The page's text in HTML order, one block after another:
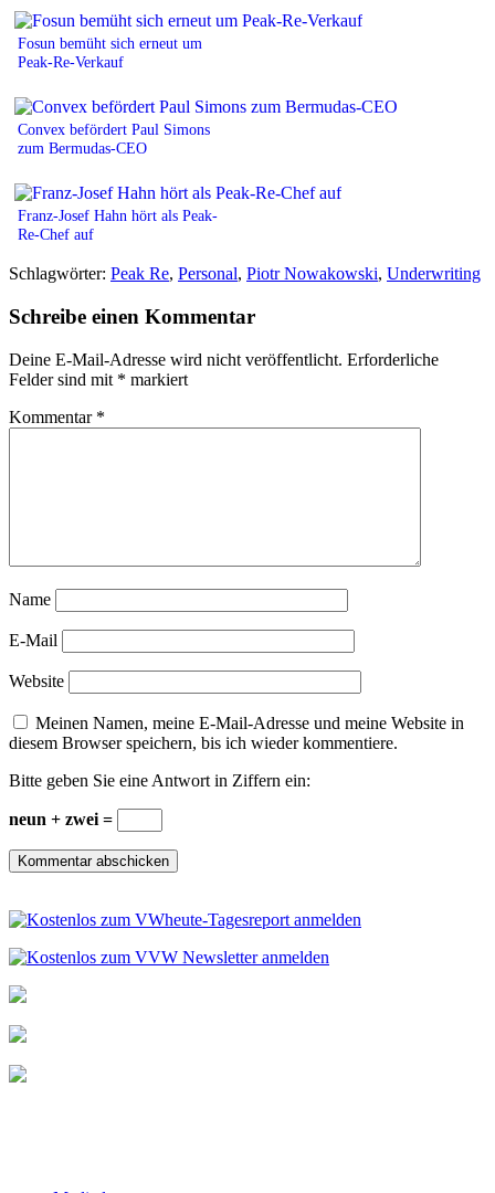
Fosun bemüht sich erneut um
Peak-Re-Verkauf
Convex befördert Paul Simons
zum Bermudas-CEO
Franz-Josef Hahn hört als Peak-
Re-Chef auf
Schlagwörter: Peak Re, Personal, Piotr Nowakowski, Underwriting
Schreibe einen Kommentar
Deine E-Mail-Adresse wird nicht veröffentlicht. Erforderliche
Felder sind mit * markiert
Kommentar *
Name
E-Mail
Website
Meinen Namen, meine E-Mail-Adresse und meine Website in
diesem Browser speichern, bis ich wieder kommentiere.
Bitte geben Sie eine Antwort in Ziffern ein:
neun + zwei =